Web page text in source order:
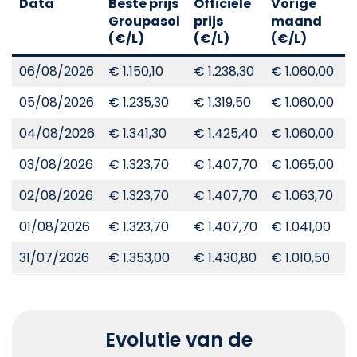
Groupasol
(€/L)
prijs
(€/L)
maand
(€/L)
06/08/2026
€ 1.150,10 € 1.238,30 € 1.060,00
05/08/2026
€ 1.235,30 € 1.319,50 € 1.060,00
04/08/2026
€ 1.341,30 € 1.425,40 € 1.060,00
03/08/2026
€ 1.323,70 € 1.407,70 € 1.065,00
02/08/2026
€ 1.323,70 € 1.407,70 € 1.063,70
01/08/2026
€ 1.323,70 € 1.407,70 € 1.041,00
31/07/2026
€ 1.353,00 € 1.430,80 € 1.010,50
Evolutie van de